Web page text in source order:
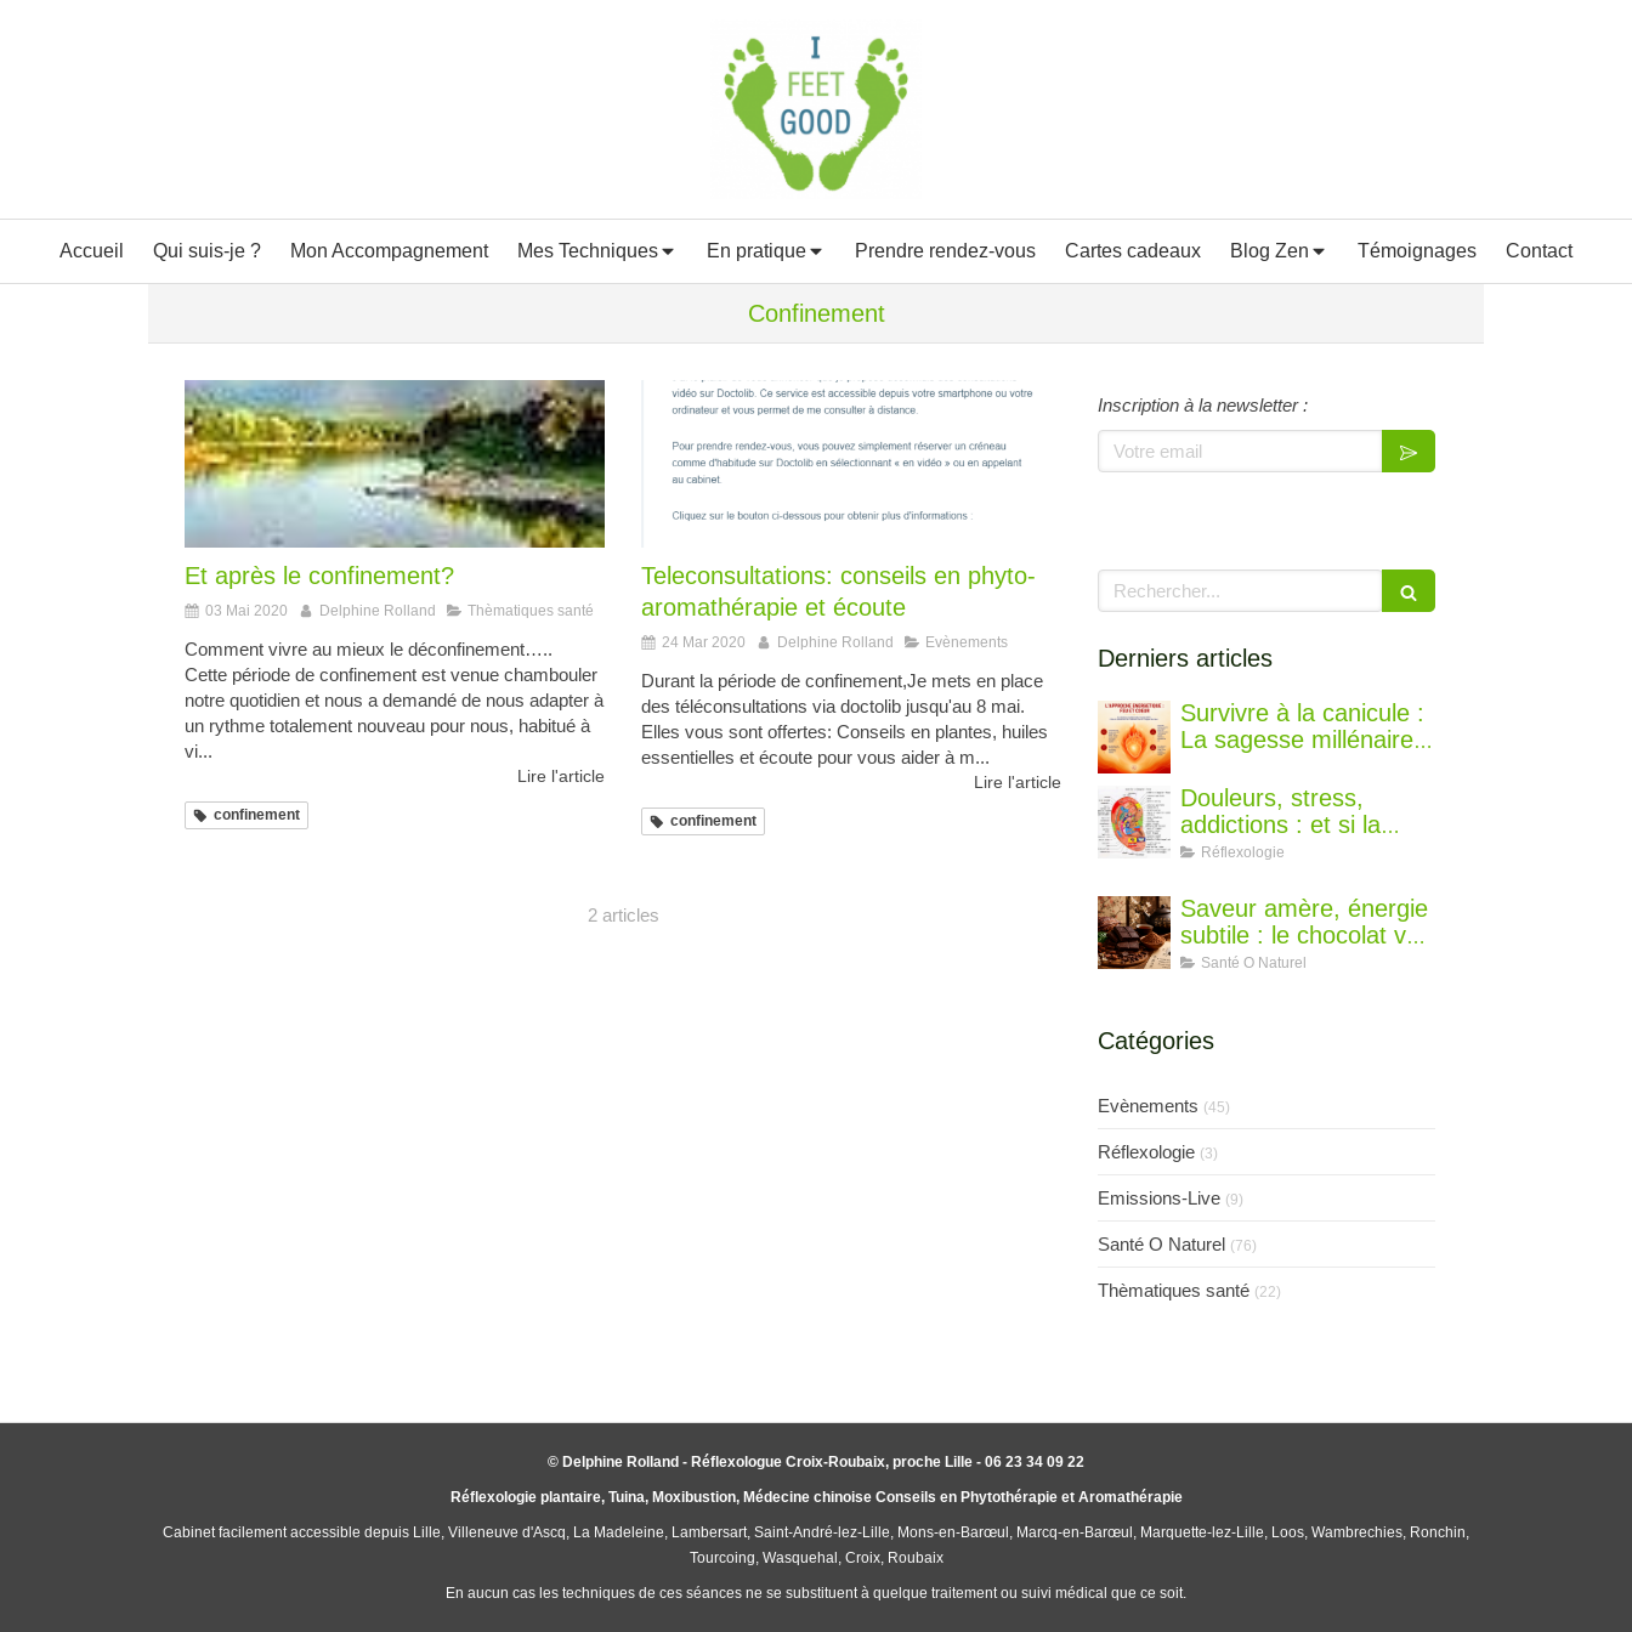
Accueil Qui suis-je ? Mon Accompagnement Mes Techniques En pratique Prendre rendez-vous Cartes cadeaux Blog Zen Témoignages Contact
Confinement
Et après le confinement?
03 Mai 2020 Delphine Rolland Thèmatiques santé
Comment vivre au mieux le déconfinement…..
Cette période de confinement est venue chambouler
notre quotidien et nous a demandé de nous adapter à
un rythme totalement nouveau pour nous, habitué à
vi...
Lire l'article
confinement
Teleconsultations: conseils en phyto-
aromathérapie et écoute
24 Mar 2020 Delphine Rolland Evènements
Durant la période de confinement,Je mets en place
des téléconsultations via doctolib jusqu'au 8 mai.
Elles vous sont offertes: Conseils en plantes, huiles
essentielles et écoute pour vous aider à m...
Lire l'article
confinement
2 articles
Inscription à la newsletter :
Votre email
Rechercher
Derniers articles
Survivre à la canicule :
La sagesse millénaire
chinoise pour rester au
frais
Douleurs, stress,
addictions : et si la
solution se cachait
Réflexologie
Saveur amère, énergie
subtile : le chocolat vu
par la diététique
Santé O Naturel
Catégories
Evènements (45)
Réflexologie (3)
Emissions-Live (9)
Santé O Naturel (76)
Thèmatiques santé (22)
© Delphine Rolland - Réflexologue Croix-Roubaix, proche Lille - 06 23 34 09 22
Réflexologie plantaire, Tuina, Moxibustion, Médecine chinoise Conseils en Phytothérapie et Aromathérapie
Cabinet facilement accessible depuis Lille, Villeneuve d'Ascq, La Madeleine, Lambersart, Saint-André-lez-Lille, Mons-en-Barœul, Marcq-en-Barœul, Marquette-lez-Lille, Loos, Wambrechies, Ronchin,
Tourcoing, Wasquehal, Croix, Roubaix
En aucun cas les techniques de ces séances ne se substituent à quelque traitement ou suivi médical que ce soit.